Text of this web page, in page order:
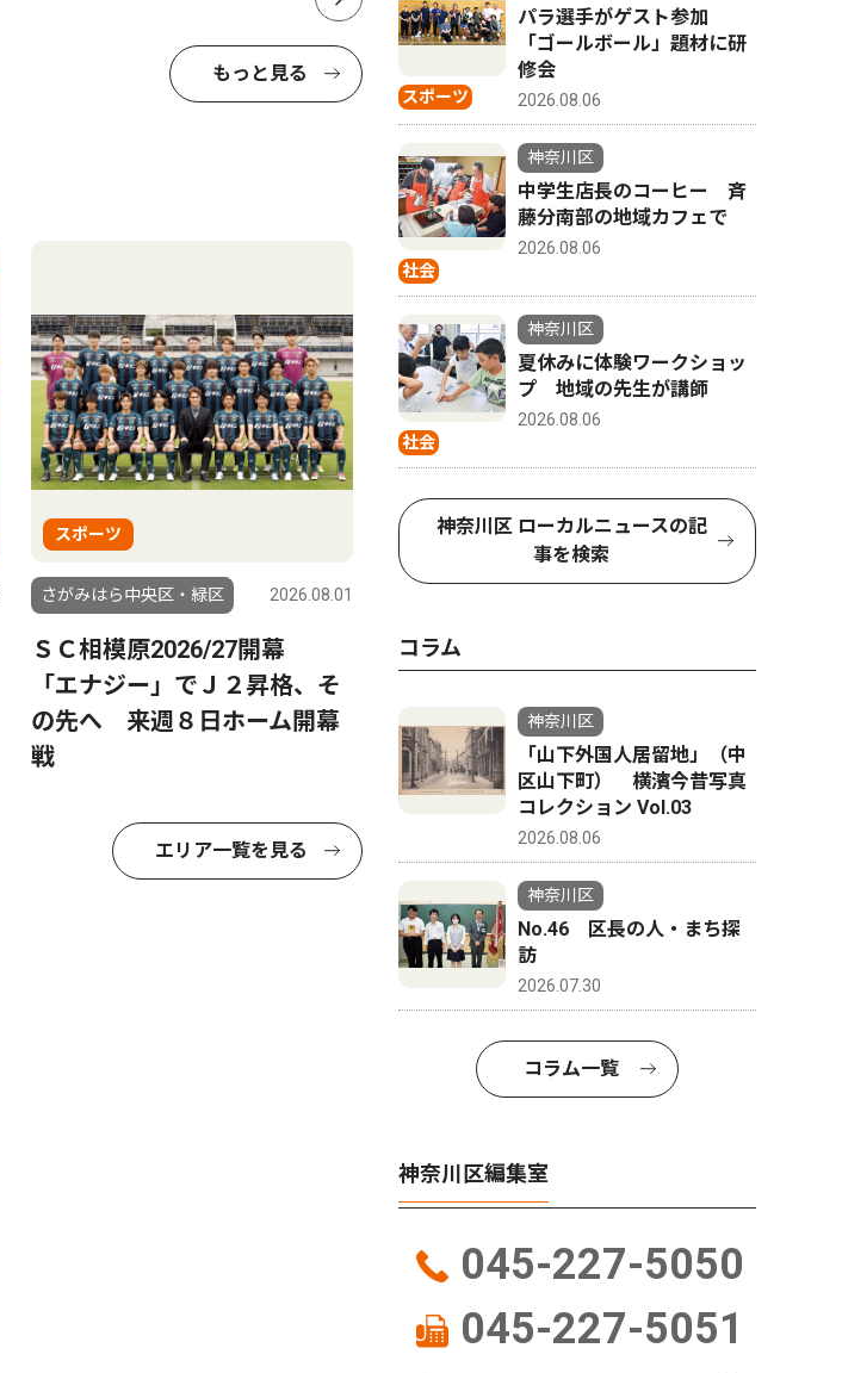
もっと見る
スポーツ
さがみはら中央区・緑区 2026.08.01
ＳＣ相模原2026/27開幕
「エナジー」でＪ２昇格、そ
の先へ 来週８日ホーム開幕
戦
エリア一覧を見る
スポーツ
パラ選手がゲスト参加
「ゴールボール」題材に研
修会
2026.08.06
社会
神奈川区
中学生店長のコーヒー 斉
藤分南部の地域カフェで
2026.08.06
社会
神奈川区
夏休みに体験ワークショッ
プ 地域の先生が講師
2026.08.06
神奈川区 ローカルニュースの記
事を検索
コラム
神奈川区
「山下外国人居留地」（中
区山下町） 横濱今昔写真
コレクション Vol.03
2026.08.06
神奈川区
No.46 区長の人・まち探
訪
2026.07.30
コラム一覧
神奈川区編集室
045-227-5050
045-227-5051